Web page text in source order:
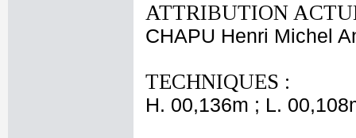
ATTRIBUTION
CHAPU Henri Michel
TECHNIQUES :
H. 00,136m ; L.